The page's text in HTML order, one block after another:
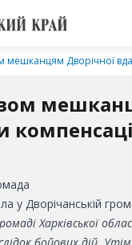
мешканцям Дворічної
у Дворічанській
Харківської